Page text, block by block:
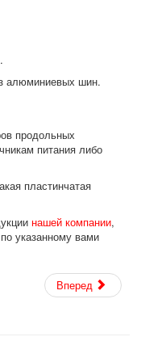
алюминиевых шин.
продольных
питания либо
пластинчатая
нашей компании,
указанному вами
Вперед